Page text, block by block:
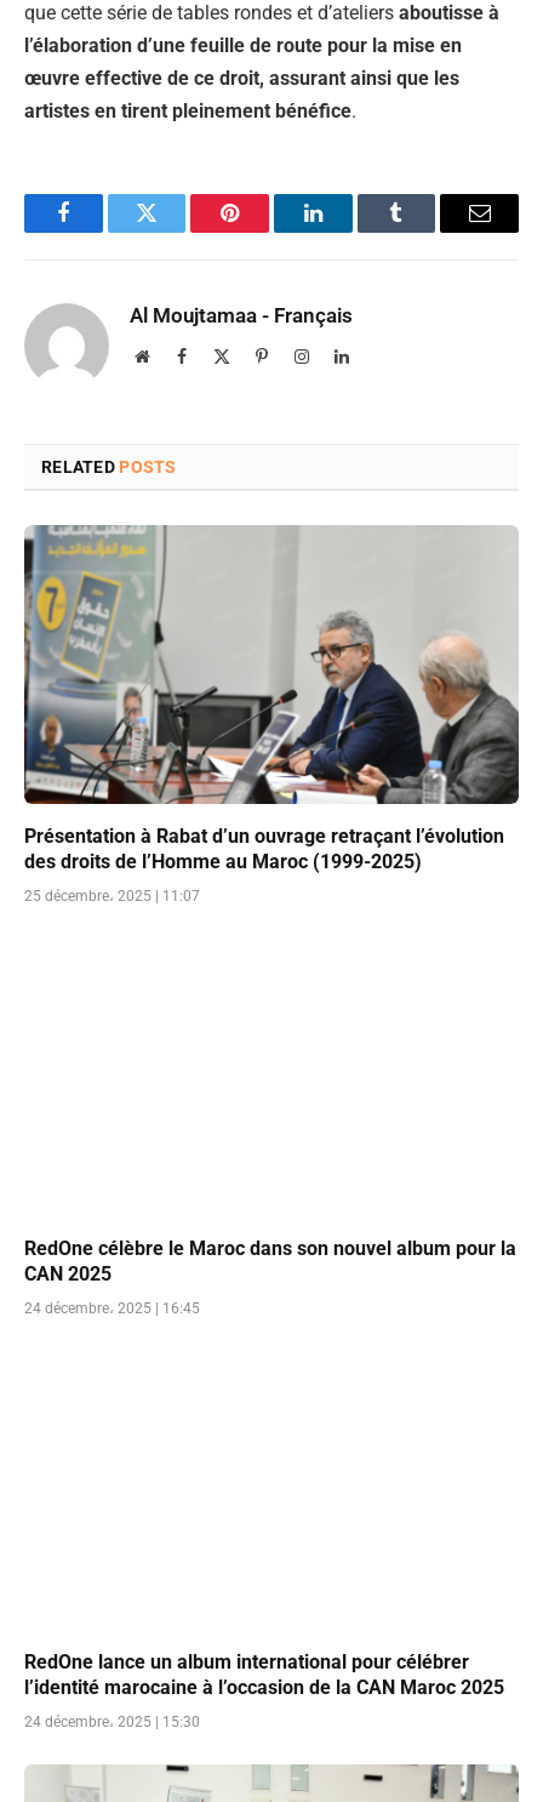
que cette série de tables rondes et d’ateliers aboutisse à
l’élaboration d’une feuille de route pour la mise en
œuvre effective de ce droit, assurant ainsi que les
artistes en tirent pleinement bénéfice.
FacebookTwitter Pinterest LinkedInTumblr Email
Al Moujtamaa - Français
WebsiteFacebook PinterestInstagramLinkedIn
RELATED POSTS
Présentation à Rabat d’un ouvrage retraçant l’évolution
des droits de l’Homme au Maroc (1999-2025)
25 décembre، 2025 | 11:07
RedOne célèbre le Maroc dans son nouvel album pour la
CAN 2025
24 décembre، 2025 | 16:45
RedOne lance un album international pour célébrer
l’identité marocaine à l’occasion de la CAN Maroc 2025
24 décembre، 2025 | 15:30